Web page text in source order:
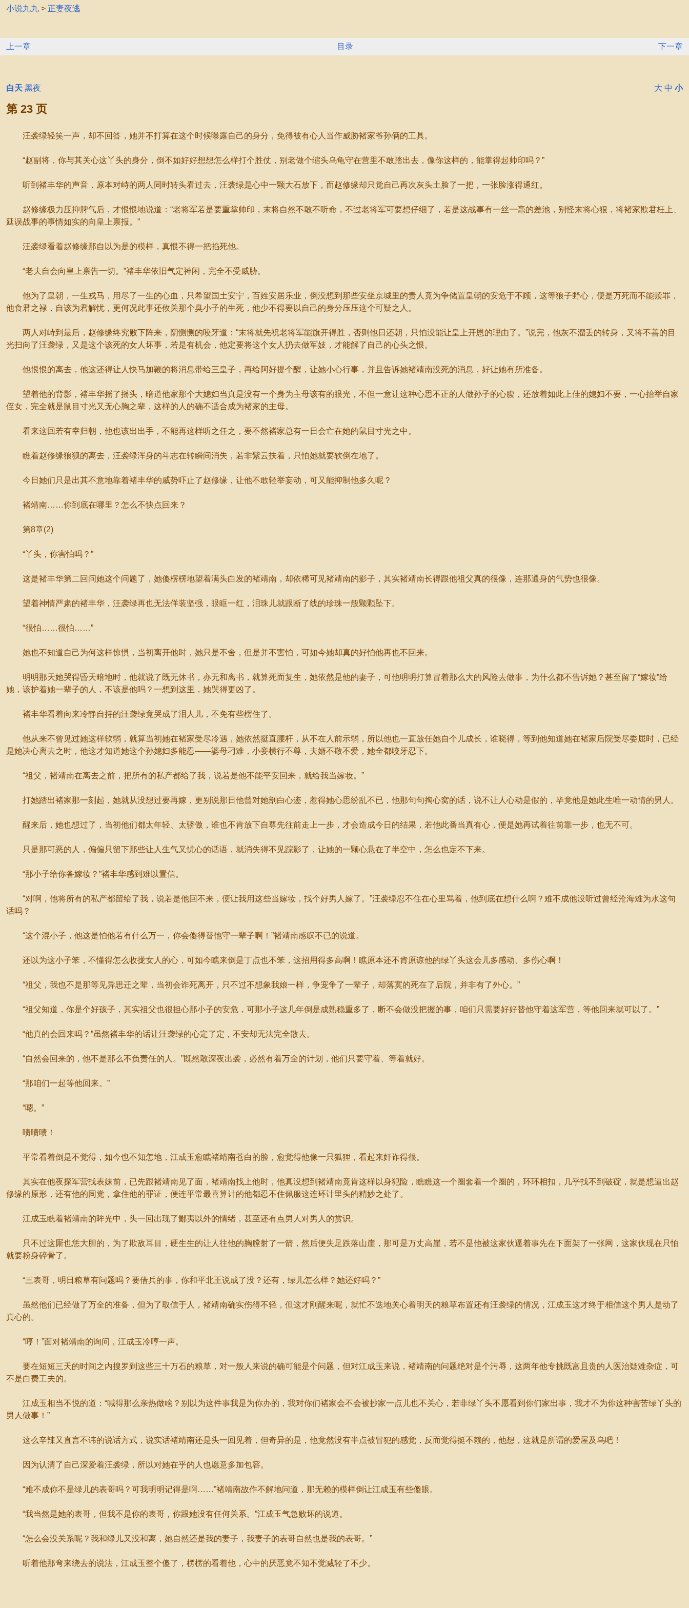
小说九九 > 正妻夜逃
上一章 目录 下一章
白天 黑夜 大 中 小
第 23 页
汪袭绿轻笑一声，却不回答，她并不打算在这个时候曝露自己的身分，免得被有心人当作威胁褚家爷孙俩的工具。
“赵副将，你与其关心这丫头的身分，倒不如好好想想怎么样打个胜仗，别老做个缩头乌龟守在营里不敢踏出去，像你这样的，能掌得起帅印吗？”
听到褚丰华的声音，原本对峙的两人同时转头看过去，汪袭绿是心中一颗大石放下，而赵修缘却只觉自己再次灰头土脸了一把，一张脸涨得通红。
赵修缘极力压抑脾气后，才恨恨地说道：“老将军若是要重掌帅印，末将自然不敢不听命，不过老将军可要想仔细了，若是这战事有一丝一毫的差池，别怪末将心狠，将褚家欺君枉上、
延误战事的事情如实的向皇上禀报。”
汪袭绿看着赵修缘那自以为是的模样，真恨不得一把掐死他。
“老夫自会向皇上禀告一切。”褚丰华依旧气定神闲，完全不受威胁。
他为了皇朝，一生戎马，用尽了一生的心血，只希望国土安宁，百姓安居乐业，倒没想到那些安坐京城里的贵人竟为争储置皇朝的安危于不顾，这等狼子野心，便是万死而不能赎罪，
他食君之禄，自该为君解忧，更何况此事还攸关那个臭小子的生死，他少不得要以自己的身分压压这个可疑之人。
两人对峙到最后，赵修缘终究败下阵来，阴恻恻的咬牙道：“末将就先祝老将军能旗开得胜，否则他日还朝，只怕没能让皇上开恩的理由了。”说完，他灰不溜丢的转身，又将不善的目
光扫向了汪袭绿，又是这个该死的女人坏事，若是有机会，他定要将这个女人扔去做军妓，才能解了自己的心头之恨。
他恨恨的离去，他这还得让人快马加鞭的将消息带给三皇子，再给阿好提个醒，让她小心行事，并且告诉她褚靖南没死的消息，好让她有所准备。
望着他的背影，褚丰华摇了摇头，暗道他家那个大媳妇当真是没有一个身为主母该有的眼光，不但一意让这种心思不正的人做孙子的心腹，还放着如此上佳的媳妇不要，一心抬举自家
侄女，完全就是鼠目寸光又无心胸之辈，这样的人的确不适合成为褚家的主母。
看来这回若有幸归朝，他也该出出手，不能再这样听之任之，要不然褚家总有一日会亡在她的鼠目寸光之中。
瞧着赵修缘狼狈的离去，汪袭绿浑身的斗志在转瞬间消失，若非紫云扶着，只怕她就要软倒在地了。
今日她们只是出其不意地靠着褚丰华的威势吓止了赵修缘，让他不敢轻举妄动，可又能抑制他多久呢？
褚靖南……你到底在哪里？怎么不快点回来？
第8章(2)
“丫头，你害怕吗？”
这是褚丰华第二回问她这个问题了，她傻楞楞地望着满头白发的褚靖南，却依稀可见褚靖南的影子，其实褚靖南长得跟他祖父真的很像，连那通身的气势也很像。
望着神情严肃的褚丰华，汪袭绿再也无法佯装坚强，眼眶一红，泪珠儿就跟断了线的珍珠一般颗颗坠下。
“很怕……很怕……”
她也不知道自己为何这样惊惧，当初离开他时，她只是不舍，但是并不害怕，可如今她却真的好怕他再也不回来。
明明那天她哭得昏天暗地时，他就说了既无休书，亦无和离书，就算死而复生，她依然是他的妻子，可他明明打算冒着那么大的风险去做事，为什么都不告诉她？甚至留了“嫁妆”给
她，该护着她一辈子的人，不该是他吗？一想到这里，她哭得更凶了。
褚丰华看着向来冷静自持的汪袭绿竟哭成了泪人儿，不免有些楞住了。
他从来不曾见过她这样软弱，就算当初她在褚家受尽冷遇，她依然挺直腰杆，从不在人前示弱，所以他也一直放任她自个儿成长，谁晓得，等到他知道她在褚家后院受尽委屈时，已经
是她决心离去之时，他这才知道她这个孙媳妇多能忍——婆母刁难，小妾横行不尊，夫婿不敬不爱，她全都咬牙忍下。
“祖父，褚靖南在离去之前，把所有的私产都给了我，说若是他不能平安回来，就给我当嫁妆。”
打她踏出褚家那一刻起，她就从没想过要再嫁，更别说那日他曾对她剖白心迹，惹得她心思纷乱不已，他那句句掏心窝的话，说不让人心动是假的，毕竟他是她此生唯一动情的男人。
醒来后，她也想过了，当初他们都太年轻、太骄傲，谁也不肯放下自尊先往前走上一步，才会造成今日的结果，若他此番当真有心，便是她再试着往前靠一步，也无不可。
只是那可恶的人，偏偏只留下那些让人生气又忧心的话语，就消失得不见踪影了，让她的一颗心悬在了半空中，怎么也定不下来。
“那小子给你备嫁妆？”褚丰华感到难以置信。
“对啊，他将所有的私产都留给了我，说若是他回不来，便让我用这些当嫁妆，找个好男人嫁了。”汪袭绿忍不住在心里骂着，他到底在想什么啊？难不成他没听过曾经沧海难为水这句
话吗？
“这个混小子，他这是怕他若有什么万一，你会傻得替他守一辈子啊！”褚靖南感叹不已的说道。
还以为这小子笨，不懂得怎么收拢女人的心，可如今瞧来倒是丁点也不笨，这招用得多高啊！瞧原本还不肯原谅他的绿丫头这会儿多感动、多伤心啊！
“祖父，我也不是那等见异思迁之辈，当初会诈死离开，只不过不想象我娘一样，争宠争了一辈子，却落寞的死在了后院，并非有了外心。”
“祖父知道，你是个好孩子，其实祖父也很担心那小子的安危，可那小子这几年倒是成熟稳重多了，断不会做没把握的事，咱们只需要好好替他守着这军营，等他回来就可以了。”
“他真的会回来吗？”虽然褚丰华的话让汪袭绿的心定了定，不安却无法完全散去。
“自然会回来的，他不是那么不负责任的人。”既然敢深夜出袭，必然有着万全的计划，他们只要守着、等着就好。
“那咱们一起等他回来。”
“嗯。”
啧啧啧！
平常看着倒是不觉得，如今也不知怎地，江成玉愈瞧褚靖南苍白的脸，愈觉得他像一只狐狸，看起来奸诈得很。
其实在他夜探军营找表妹前，已先跟褚靖南见了面，褚靖南找上他时，他真没想到褚靖南竟肯这样以身犯险，瞧瞧这一个圈套着一个圈的，环环相扣，几乎找不到破碇，就是想逼出赵
修缘的原形，还有他的同党，拿住他的罪证，便连平常最喜算计的他都忍不住佩服这连环计里头的精妙之处了。
江成玉瞧着褚靖南的眸光中，头一回出现了鄙夷以外的情绪，甚至还有点男人对男人的赏识。
只不过这厮也恁大胆的，为了欺敌耳目，硬生生的让人往他的胸膛射了一箭，然后便失足跌落山崖，那可是万丈高崖，若不是他被这家伙逼着事先在下面架了一张网，这家伙现在只怕
就要粉身碎骨了。
“三表哥，明日粮草有问题吗？要借兵的事，你和平北王说成了没？还有，绿儿怎么样？她还好吗？”
虽然他们已经做了万全的准备，但为了取信于人，褚靖南确实伤得不轻，但这才刚醒来呢，就忙不迭地关心着明天的粮草布置还有汪袭绿的情况，江成玉这才终于相信这个男人是动了
真心的。
“哼！”面对褚靖南的询问，江成玉冷哼一声。
要在短短三天的时间之内搜罗到这些三十万石的粮草，对一般人来说的确可能是个问题，但对江成玉来说，褚靖南的问题绝对是个污辱，这两年他专挑既富且贵的人医治疑难杂症，可
不是白费工夫的。
江成玉相当不悦的道：“喊得那么亲热做啥？别以为这件事我是为你办的，我对你们褚家会不会被抄家一点儿也不关心，若非绿丫头不愿看到你们家出事，我才不为你这种害苦绿丫头的
男人做事！”
这么辛辣又直言不讳的说话方式，说实话褚靖南还是头一回见着，但奇异的是，他竟然没有半点被冒犯的感觉，反而觉得挺不赖的，他想，这就是所谓的爱屋及乌吧！
因为认清了自己深爱着汪袭绿，所以对她在乎的人也愿意多加包容。
“难不成你不是绿儿的表哥吗？可我明明记得是啊……”褚靖南故作不解地问道，那无赖的模样倒让江成玉有些傻眼。
“我当然是她的表哥，但我不是你的表哥，你跟她没有任何关系。”江成玉气急败坏的说道。
“怎么会没关系呢？我和绿儿又没和离，她自然还是我的妻子，我妻子的表哥自然也是我的表哥。”
听着他那弯来绕去的说法，江成玉整个傻了，楞楞的看着他，心中的厌恶竟不知不觉减轻了不少。